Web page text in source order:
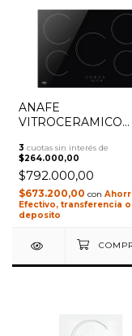
ANAFE
VITROCERAMICO
HORNALLAS
3 cuotas sin interés de
$264.000,00
$792.000,00
$673.200,00 con
Efectivo, transferencia o
deposito